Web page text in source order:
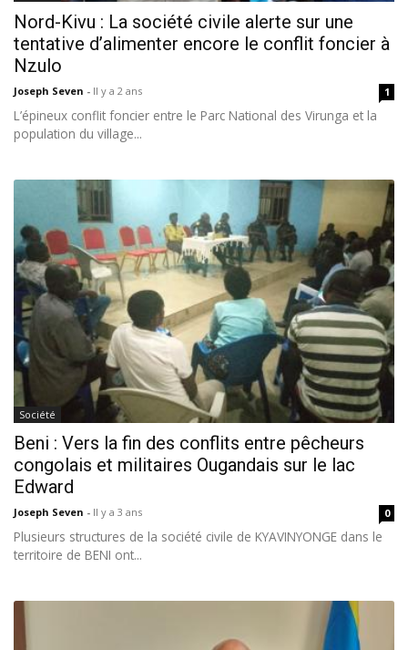
Nord-Kivu : La société civile alerte sur une
tentative d’alimenter encore le conflit foncier à
Nzulo
Joseph Seven - Il y a 2 ans 1
L’épineux conflit foncier entre le Parc National des Virunga et la
population du village...
Société
Beni : Vers la fin des conflits entre pêcheurs
congolais et militaires Ougandais sur le lac
Edward
Joseph Seven - Il y a 3 ans 0
Plusieurs structures de la société civile de KYAVINYONGE dans le
territoire de BENI ont...